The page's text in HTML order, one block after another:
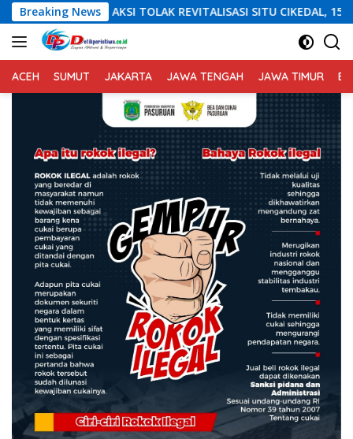
Langsung
ke
konten
Breaking News
REVITALISASI SITU CIKEDAL, 150 PESERTA SERUKAN EVALUASI
ACEH SUMUT JAKARTA JAWA TENGAH JAWA TIMUR